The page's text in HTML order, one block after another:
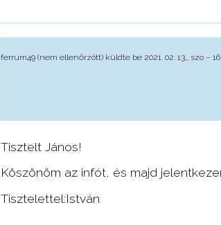
ferrum49 (nem ellenőrzött)küldte be 2021. 02. 13., szo –
Tisztelt János!
Köszönöm az infót, és majd
Tisztelettel:István